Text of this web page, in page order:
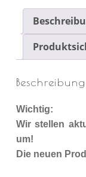
Beschreibung
Wichtig:
Wir stellen
um!
Die neuen